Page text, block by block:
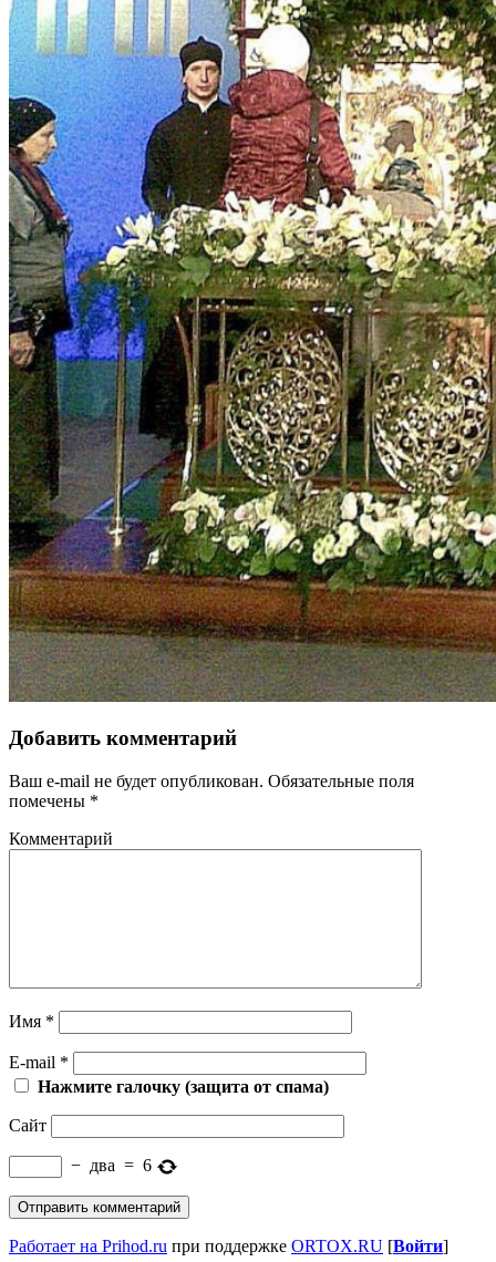
Добавить комментарий
Ваш e-mail не будет опубликован. Обязательные поля
помечены *
Комментарий
Имя *
E-mail *
Нажмите галочку (защита от спама)
Сайт
− два = 6
Работает на Prihod.ru при поддержке ORTOX.RU [Войти]